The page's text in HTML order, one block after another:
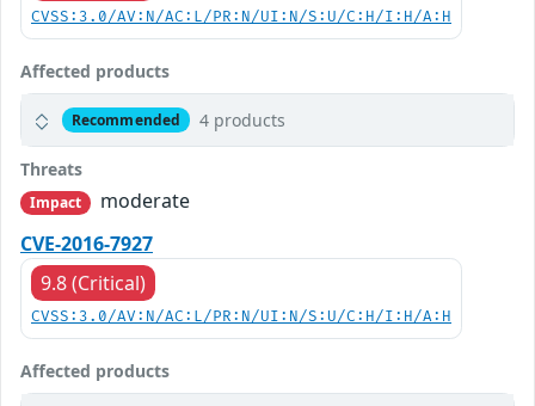
CVSS:3.0/AV:N/AC:L/PR:N/UI:N/S:U/C:H/I:H/A:H
Affected products
Recommended 4 products
Threats
Impact
moderate
CVE-2016-7927
9.8 (Critical)
CVSS:3.0/AV:N/AC:L/PR:N/UI:N/S:U/C:H/I:H/A:H
Affected products